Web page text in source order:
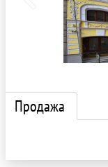
Продажа